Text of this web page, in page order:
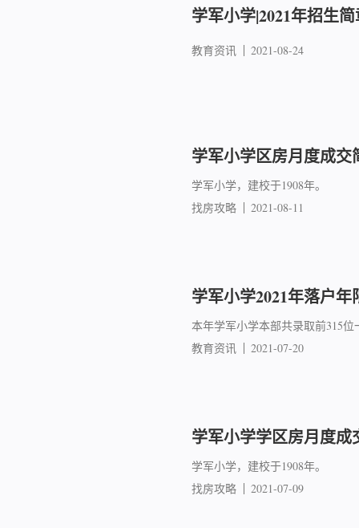
学军小学|2021年招生
教育资讯 2021-08-24
学军小学区房月度成
学军小学，建校于1908年。
找房攻略
2021-08-11
学军小学2021年落户年
本年学军小学本部共录取前315
教育资讯
2021-07-20
学军小学学区房月度
学军小学，建校于1908年。
找房攻略
2021-07-09